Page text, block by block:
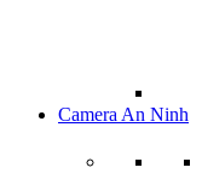
Camera An Ninh